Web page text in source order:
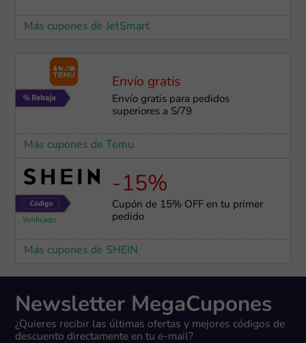
Más cupones de JetSmart
Envío gratis
Envío gratis para pedidos
superiores a S/79
Más cupones de Temu
-15%
Cupón de 15% OFF en tu primer
pedido
Más cupones de SHEIN
Newsletter MegaCupones
¿Quieres recibir las últimas ofertas y mejores códigos de
descuento directamente en tu e-mail?